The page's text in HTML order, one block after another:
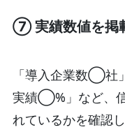
⑦ 実績数値を掲
「導入企業数◯社
実績◯%」など、
れているかを確認し